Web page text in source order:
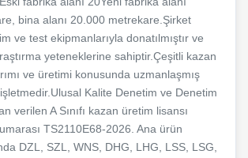
bina alanı 20.000 metrekare.Şirket
ve test ekipmanlarıyla donatılmıştır ve
yeteneklerine sahiptir.Çeşitli kazan
ve üretimi konusunda uzmanlaşmış
Kalite Denetim ve Denetim
verilen A Sınıfı kazan üretim lisansı
TS2110E68-2026. Ana ürün
DZL, SZL, WNS, DHG, LHG, LSS, LSG,